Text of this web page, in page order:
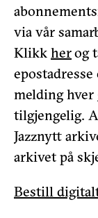
via vår
Klikk herog
melding hver
tilgjengelig.
Jazznytt
arkivet på
Bestill